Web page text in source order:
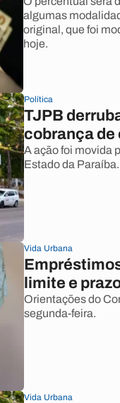
algumas
original, que foi
hoje.
Política
TJPB
cobrança de
A ação foi movida
Estado da Paraíba.
Vida Urbana
limite e
Orientações do
segunda-feira.
Vida Urbana